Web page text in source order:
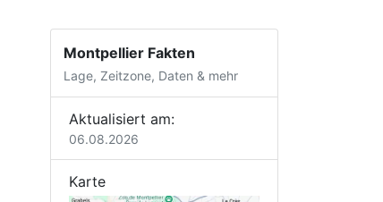
Montpellier Fakten
Lage, Zeitzone, Daten & mehr
Aktualisiert am:
06.08.2026
Karte